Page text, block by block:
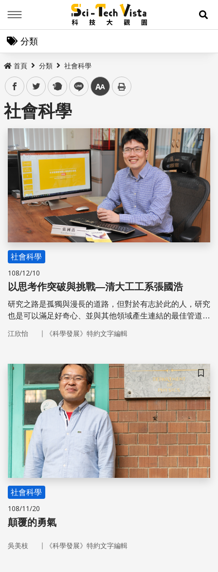
展
分類
首頁 分類 社會科學
facebooktwitter plurk line 中
社會科學
儲存
社會科學
108/12/10
以思考作突破與挑戰—清大工工系張國浩
研究之路是孤獨與漫長的道路，但對於有志於此的人，研究
也是可以滿足好奇心、並與其他領域產生連結的最佳管道，
便是如此。將青年時期對數學的那種熱情，轉進工業工程領
在研究路上持續往前，展現了學者貢獻社會的典範。
江欣怡 ｜ 《科學發展》特約文字編輯
儲存
社會科學
108/11/20
顛覆的勇氣
吳美枝 ｜ 《科學發展》特約文字編輯